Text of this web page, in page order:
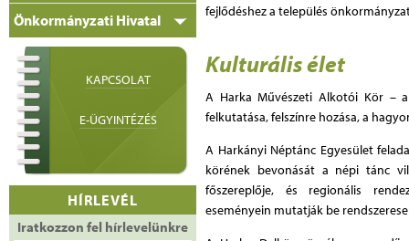
Önkormányzati Hivatal
KAPCSOLAT
E-ÜGYINTÉZÉS
HÍRLEVÉL
Iratkozzon fel hírlevelünkre
fejlődéshez a település
Kulturális élet
A Harka Művészeti Alkotói Kör –
felkutatása, felszínre hozása, a
A Harkányi Néptánc Egyesület
körének bevonását a népi tánc
főszereplője, és regionális
eseményein mutatják be